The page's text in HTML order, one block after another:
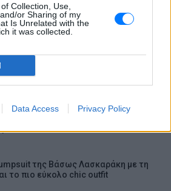
Collection, Use,
or Sharing of my
Is Unrelated with the
it was collected.
Data Access Privacy Policy
για Ολυμπιακό: «Πριν 10
οφσάιντ, δεν ήξεραν ότι η
είναι πορτοκαλί»
το σπήλαιο θα περπατήσεις
μέσα στο νερό – Η εμπειρία είναι
Αλλαγές, συναντήσεις και
της Βάσως Λασκαράκη με τη
το πιο εύκολο chic outfit